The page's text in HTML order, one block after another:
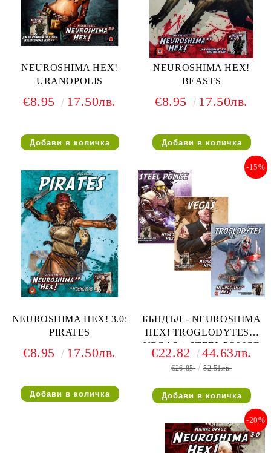
NEUROSHIMA HEX!
URANOPOLIS
€8.95 17.50лв.
NEUROSHIMA HEX!
BEASTS
€8.95 17.50лв.
NEUROSHIMA HEX! 3.0:
PIRATES
€8.95 17.50лв.
БЪНДЪЛ - NEUROSHIMA
HEX! TROGLODYTES +
VEGAS + STEEL POLICE
-15%
€22.82 44.63лв.
€26.85 52.51лв.
-20%